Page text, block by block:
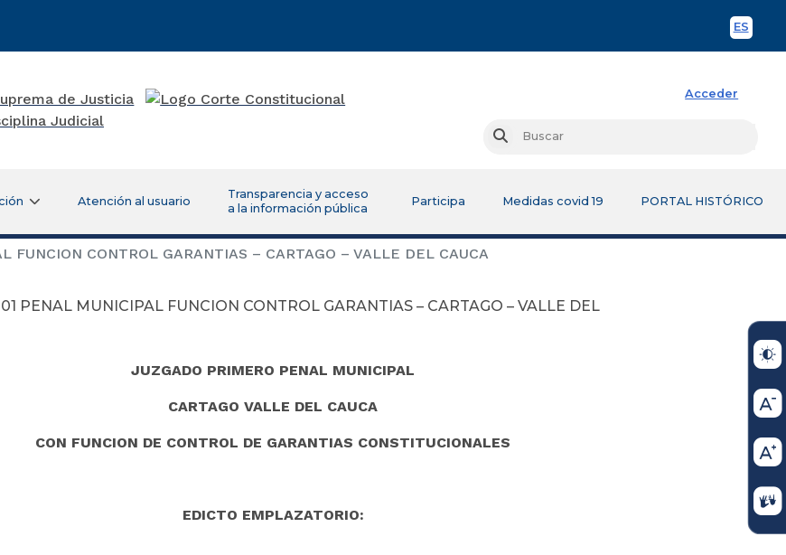
ES
Acceder
Buscar
Atención al usuario
Transparencia y acceso
a la información pública
Participa Medidas covid 19 PORTAL HISTÓRICO
FUNCION CONTROL GARANTIAS – CARTAGO – VALLE DEL CAUCA
PENAL MUNICIPAL FUNCION CONTROL GARANTIAS – CARTAGO – VALLE DEL
JUZGADO PRIMERO PENAL MUNICIPAL
CARTAGO VALLE DEL CAUCA
CON FUNCION DE CONTROL DE GARANTIAS CONSTITUCIONALES
EDICTO EMPLAZATORIO: